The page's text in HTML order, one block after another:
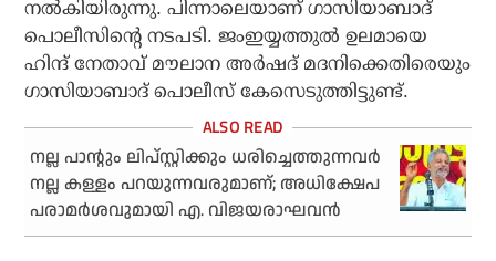
നല്‍കിയിരുന്നു. പിന്നാലെയാണ് ഗാസിയാബാദ്
പൊലീസിന്റെ നടപടി. ജംഇയ്യത്തുല്‍ ഉലമായെ
ഹിന്ദ് നേതാവ് മൗലാന അര്‍ഷദ് മദനിക്കെതിരെയും
ഗാസിയാബാദ് പൊലീസ് കേസെടുത്തിട്ടുണ്ട്.
നല്ല പാന്റും ലിപ്സ്റ്റിക്കും ധരിച്ചെത്തുന്നവര്‍
നല്ല കള്ളം പറയുന്നവരുമാണ്; അധിക്ഷേപ
പരാമർശവുമായി എ. വിജയരാഘവന്‍